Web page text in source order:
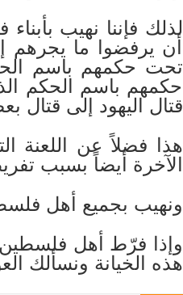
لذلك فإننا نهيب
أن يرفضوا ما يجرهم
تحت حكمهم باسم
حكمهم باسم الحكم
قتال اليهود إلى قتال
هذا فضلاً عن اللعنة
الآخرة أيضاً بسبب
ونهيب بجميع أهل
وإذا فرّط أهل فلسطين
هذه الخيانة ونسألك